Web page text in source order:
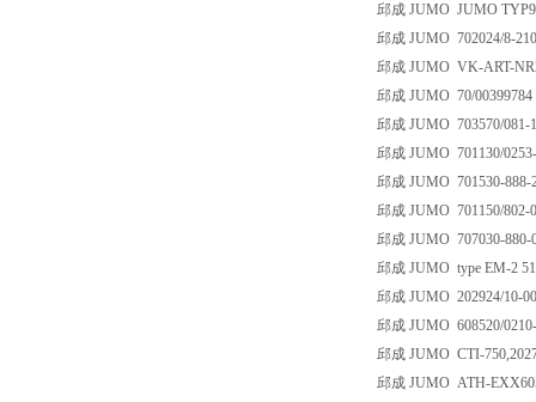
邱成 JUMO JUMO
邱成 JUMO 702024/8-
邱成 JUMO VK-ART-
邱成 JUMO 70/00399784
邱成 JUMO 703570/081-
邱成 JUMO 701130/
邱成 JUMO 701530-888-
邱成 JUMO 701150/802-
邱成 JUMO 707030-880-
邱成 JUMO type EM-2
邱成 JUMO 202924/10-
邱成 JUMO 608520/
邱成 JUMO CTI-
邱成 JUMO ATH-